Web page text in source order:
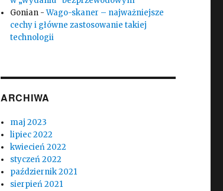
Gonian -Wago-skaner – najważniejsze
cechy i główne zastosowanie takiej
technologii
ARCHIWA
maj 2023
lipiec 2022
kwiecień 2022
styczeń 2022
październik 2021
sierpień 2021